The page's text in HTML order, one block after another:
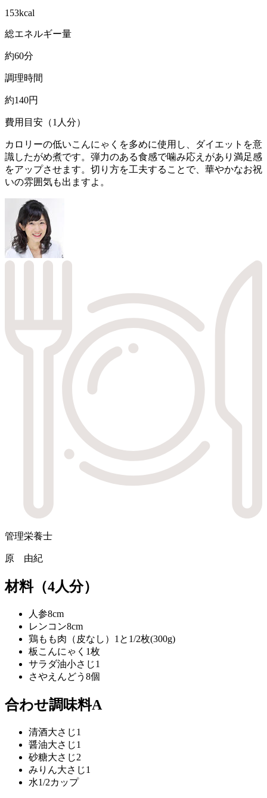
153kcal
総エネルギー量
約60分
調理時間
約140円
費用目安（1人分）
カロリーの低いこんにゃくを多めに使用し、ダイエットを意
識したがめ煮です。弾力のある食感で噛み応えがあり満足感
をアップさせます。切り方を工夫することで、華やかなお祝
いの雰囲気も出ますよ。
管理栄養士
原 由紀
材料（4人分）
人参8cm
レンコン8cm
鶏もも肉（皮なし） 1と1/2枚(300g)
板こんにゃく 1枚
サラダ油小さじ1
さやえんどう 8個
合わせ調味料A
清酒大さじ1
醤油大さじ1
砂糖大さじ2
みりん大さじ1
水1/2カップ